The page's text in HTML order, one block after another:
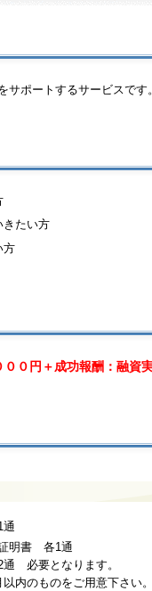
サポートするサービスです
きたい方
方
００円＋成功報酬：融資
明書 各1通
必要となります。
内のものをご用意下さい。